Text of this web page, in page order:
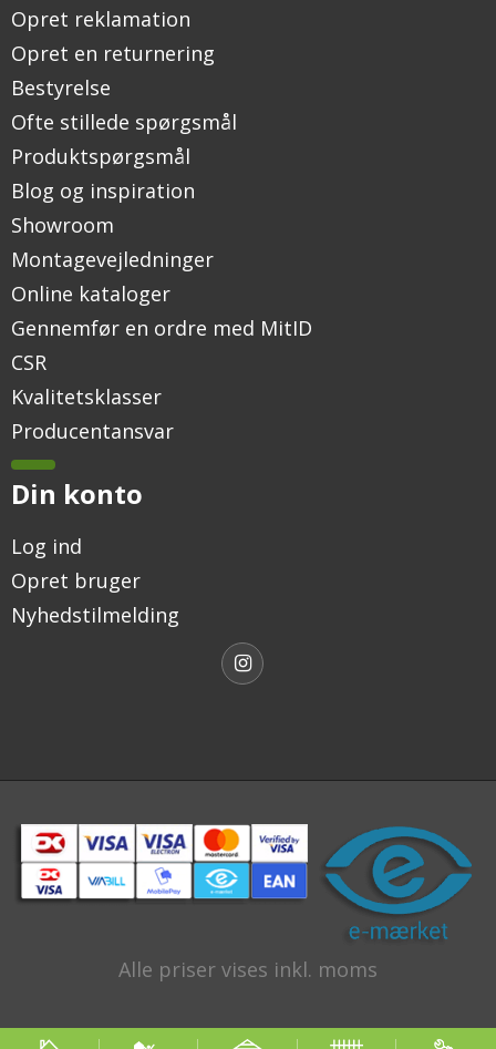
Opret reklamation
Opret en returnering
Bestyrelse
Ofte stillede spørgsmål
Produktspørgsmål
Blog og inspiration
Showroom
Montagevejledninger
Online kataloger
Gennemfør en ordre med MitID
CSR
Kvalitetsklasser
Producentansvar
Din konto
Log ind
Opret bruger
Nyhedstilmelding
Alle priser vises inkl. moms